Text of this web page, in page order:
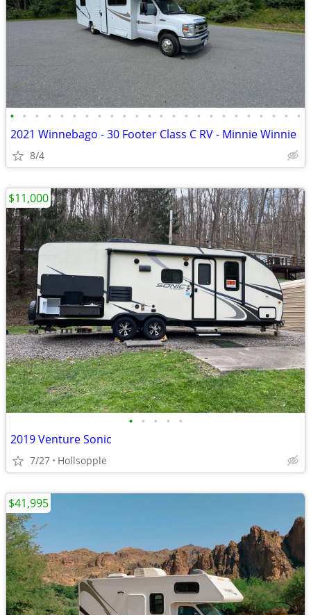
• • • • • • • • • • • • • • • • • • • • • • • •
2021 Winnebago - 30 Footer Class C RV - Minnie Winnie
8/4
• • • • •
2019 Venture Sonic
7/27 Hollsopple
$11,000
$41,995